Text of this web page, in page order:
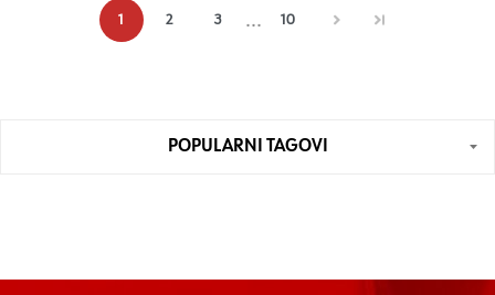
1 2 3 ... 10
POPULARNI TAGOVI